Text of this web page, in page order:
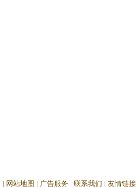
网站地图 广告服务 联系我们 友情链接|